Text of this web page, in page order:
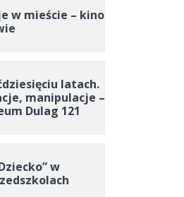
w mieście – kino
latach.
manipulacje –
Dulag 121
w